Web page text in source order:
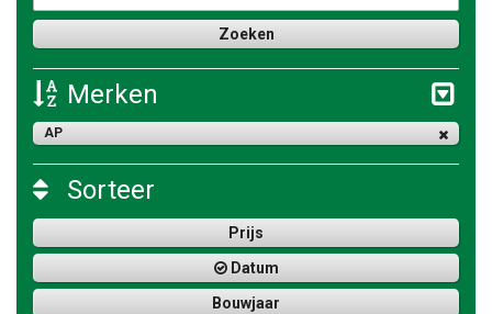
Merken
AP
Sorteer
Prijs
Datum
Bouwjaar